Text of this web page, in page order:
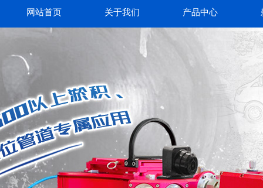
网站首页 关于我们 产品中心